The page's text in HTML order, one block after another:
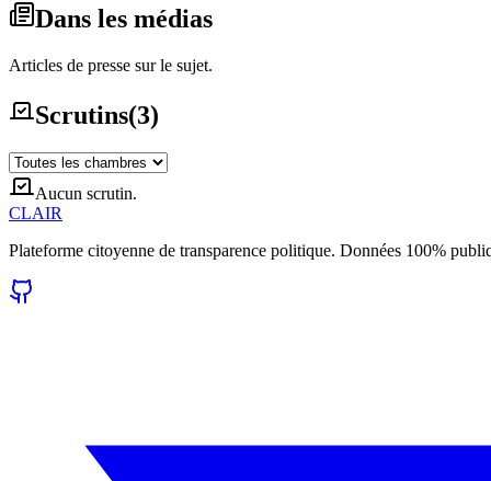
Dans les médias
Articles de presse sur le sujet.
Scrutins(3)
Aucun scrutin.
CLAIR
Plateforme citoyenne de transparence politique. Données 100%